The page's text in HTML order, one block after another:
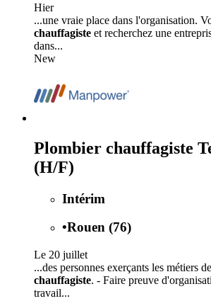
Hier
...une vraie place dans l'organisation.
chauffagiste et recherchez une
dans...
New
Plombier chauffagiste
(H/F)
Intérim
•Rouen (76)
Le 20 juillet
...des personnes exerçants les métiers
chauffagiste. - Faire preuve
travail...